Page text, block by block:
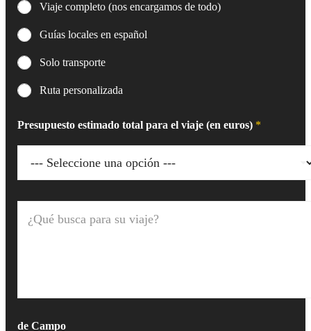
Viaje completo (nos encargamos de todo)
Guías locales en español
Solo transporte
Ruta personalizada
Presupuesto estimado total para el viaje (en euros) *
c
p
de Campo